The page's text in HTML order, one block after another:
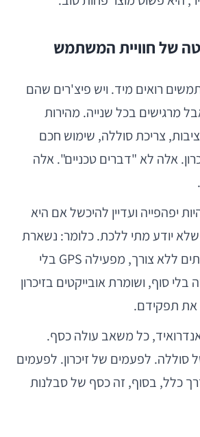
של חוויית המשתמש
רואים מיד. ויש פיצ'רים שהם
מרגישים בכל שנייה. מהירות
צריכת סוללה, שימוש חכם
אלה לא "דברים טכניים". אלה
יפהפייה ועדיין להיכשל אם היא
יודע מתי ללכת. כלומר: נשארת
ברקע, מעירה שירותים ללא צורך, מפעילה GPS בלי
סוף, ושומרת אובייקטים בזיכרון
את תפקידם.
כל משאב עולה כסף.
סוללה. לפעמים של זיכרון. לפעמים
כלל, בסוף, זה כסף של סבלנות